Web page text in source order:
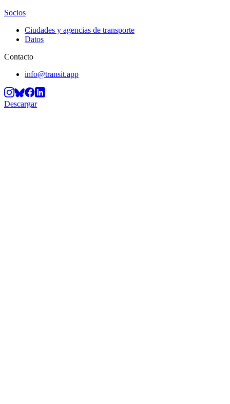
Socios
Ciudades y agencias de transporte
Datos
Contacto
info@transit.app
Descargar